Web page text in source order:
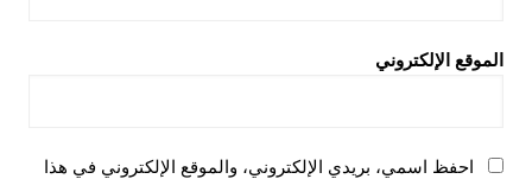
الموقع الإلكتروني
احفظ اسمي، بريدي الإلكتروني، والموقع الإلكتروني في هذا